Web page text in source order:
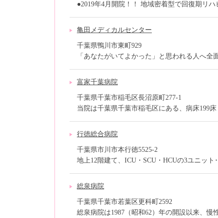
●2019年4月開院！！ 地域密着型で回復期リハ
亀田メディカルセンター
千葉県鴨川市東町929
「あなたがいてよかった」と思われる人へ全
富家千葉病院
千葉県千葉市稲毛区長沼原町277-1
当院は千葉県千葉市稲毛区にある、病床199床
行徳総合病院
千葉県市川市本行徳5525-2
地上12階建て、ICU・SCU・HCUの3ユニット･
総泉病院
千葉県千葉市若葉区更科町2592
総泉病院は1987（昭和62）年の開設以来、慢